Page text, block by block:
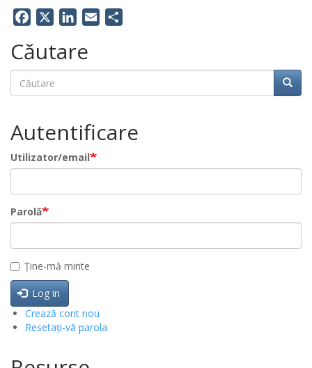
Facebook LinkedIn
Email
Căutare
Căutare
Autentificare
Utilizator/email
Parolă
Ține-mă minte
Log in
Crează cont nou
Resetați-vă parola